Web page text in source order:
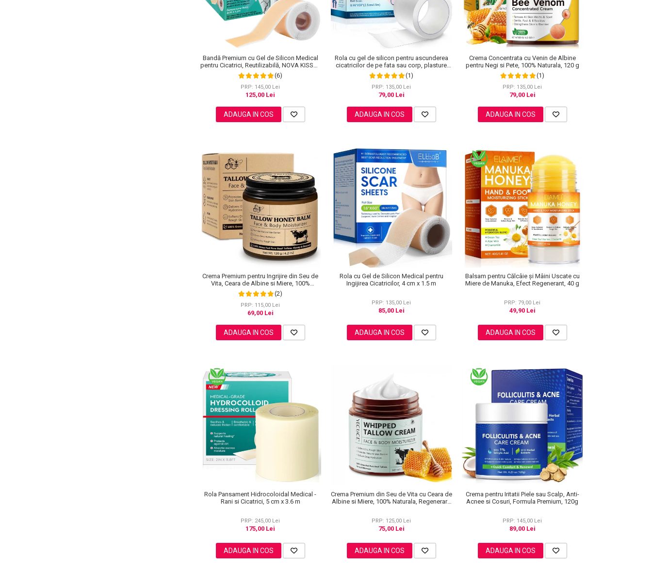
Bandă Premium cu Gel de Silicon Medical
pentru Cicatrici, Reutilizabilă, NOVA KISS®,
4 cm x 1.5 m(6)
PRP: 145,00 Lei
125,00 Lei
ADAUGA IN COS
Rola cu gel de silicon pentru ascunderea
cicatricilor de pe fata sau corp, plasture
reutilizabil, 2.5 cm x 1.5 m, Elaimei
(1)
PRP: 135,00 Lei
79,00 Lei
ADAUGA IN COS
Crema Concentrata cu Venin de Albine
pentru Negi si Pete, 100% Naturala, 120 g
(1)
PRP: 135,00 Lei
79,00 Lei
ADAUGA IN COS
Crema Premium pentru Ingrijire din Seu de
Vita, Ceara de Albine si Miere, 100%
Naturala, NOVA KISS®, 120 g
(2)
PRP: 115,00 Lei
69,00 Lei
ADAUGA IN COS
Rola cu Gel de Silicon Medical pentru
Ingijirea Cicatricilor, 4 cm x 1.5 m
PRP: 135,00 Lei
85,00 Lei
ADAUGA IN COS
Balsam pentru Călcâie și Mâini Uscate cu
Miere de Manuka, Efect Regenerant, 40 g
PRP: 79,00 Lei
49,90 Lei
ADAUGA IN COS
Rola Pansament Hidrocoloidal Medical -
Rani si Cicatrici, 5 cm x 3.6 m
PRP: 245,00 Lei
175,00 Lei
ADAUGA IN COS
Crema Premium din Seu de Vita cu Ceara de
Albine si Miere, 100% Naturala, Regenerare
PRP: 125,00 Lei
75,00 Lei
ADAUGA IN COS
Crema pentru Iritatii Piele sau Scalp, Anti-
Acnee si Cosuri, Formula Premium, 120g
PRP: 145,00 Lei
89,00 Lei
ADAUGA IN COS